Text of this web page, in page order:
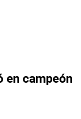
en campeón